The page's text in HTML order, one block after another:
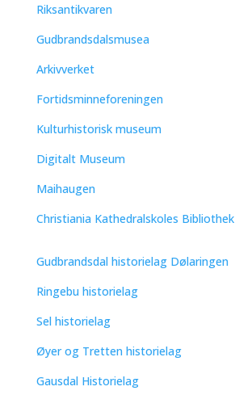
Riksantikvaren
Gudbrandsdalsmusea
Arkivverket
Fortidsminneforeningen
Kulturhistorisk museum
Digitalt Museum
Maihaugen
Christiania Kathedralskoles Bibliothek
Gudbrandsdal historielag Dølaringen
Ringebu historielag
Sel historielag
Øyer og Tretten historielag
Gausdal Historielag